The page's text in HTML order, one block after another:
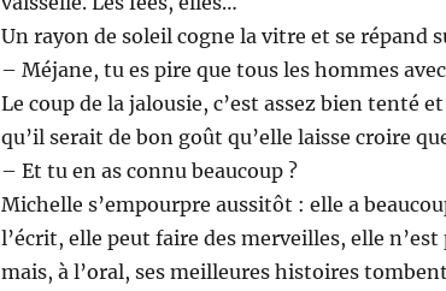
Un rayon de soleil cogne la vitre et se répand
– Méjane, tu es pire que tous les hommes
Le coup de la jalousie, c’est assez bien tenté
qu’il serait de bon goût qu’elle laisse croire
– Et tu en as connu beaucoup ?
Michelle s’empourpre aussitôt : elle a
l’écrit, elle peut faire des merveilles, elle
mais, à l’oral, ses meilleures histoires